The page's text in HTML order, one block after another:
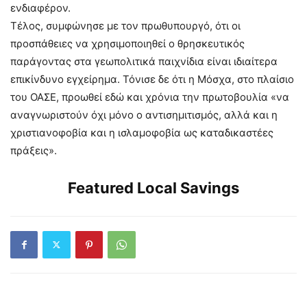
ενδιαφέρον.
Τέλος, συμφώνησε με τον πρωθυπουργό, ότι οι
προσπάθειες να χρησιμοποιηθεί ο θρησκευτικός
παράγοντας στα γεωπολιτικά παιχνίδια είναι ιδιαίτερα
επικίνδυνο εγχείρημα. Τόνισε δε ότι η Μόσχα, στο πλαίσιο
του ΟΑΣΕ, προωθεί εδώ και χρόνια την πρωτοβουλία «να
αναγνωριστούν όχι μόνο ο αντισημιτισμός, αλλά και η
χριστιανοφοβία και η ισλαμοφοβία ως καταδικαστέες
πράξεις».
Featured Local Savings